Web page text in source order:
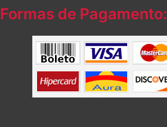
Formas de Pagamento: